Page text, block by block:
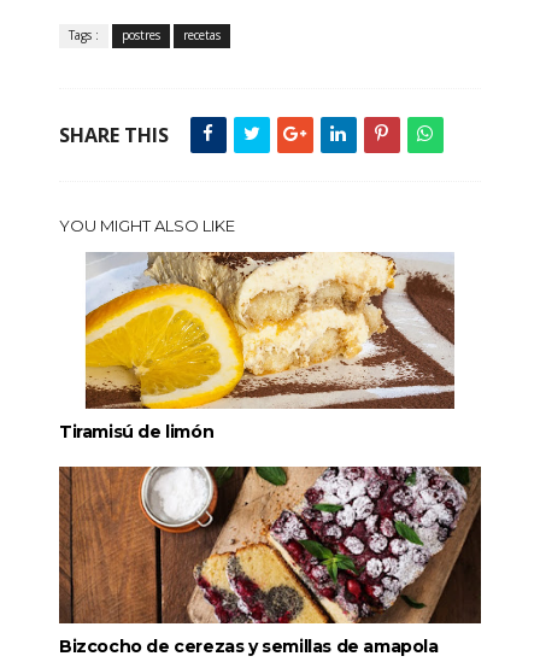
Tags : postres recetas
SHARE THIS
YOU MIGHT ALSO LIKE
Tiramisú de limón
Bizcocho de cerezas y semillas de amapola